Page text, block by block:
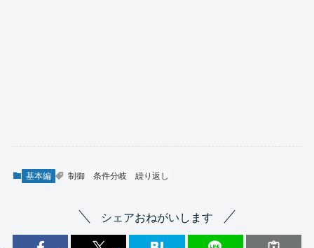
基本編 制御 条件分岐 繰り返し
シェアおねがいします